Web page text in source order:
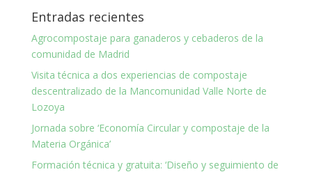
Entradas recientes
Agrocompostaje para ganaderos y cebaderos de la
comunidad de Madrid
Visita técnica a dos experiencias de compostaje
descentralizado de la Mancomunidad Valle Norte de
Lozoya
Jornada sobre ‘Economía Circular y compostaje de la
Materia Orgánica’
Formación técnica y gratuita: ‘Diseño y seguimiento de